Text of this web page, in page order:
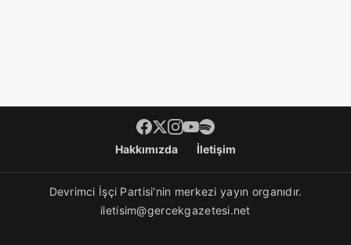
Footer menüHakkımızda İletişim
Devrimci İşçi Partisi'nin merkezi yayın organıdır.
iletisim@gercekgazetesi.net